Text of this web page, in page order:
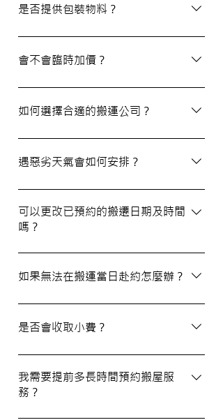
論是一般搬屋服務還是商務搬遷，我們都能
是否提供包裝物料？
是的，我們會為客戶提供包裝物料。如有需
要，請隨時與我們的客戶服務員查詢。
會不會臨時加價？
我們的報價透明，會根據您提供的物品清單
提供合理預算，絕無隱藏費用。除非搬運當
約定的費用。
如何選擇合適的搬運公司？
選擇一間合適的搬運公司非常重要，建議您
選擇經驗豐富、提供專業服務且預算合理的
擇！
遇惡劣天氣會如何安排？
如搬屋當日遇上惡劣天氣，我們會提前與您
聯絡並安排改期。具體安排如下： 黑色暴
雨或八號熱帶氣旋警告於早上十時前發出：
我們會即時更新安排。 工作時間內解除警
可以更改已預約的搬遷日期及時間
嗎？
如果需要更改或取消已預約的搬運服務，請
在預定搬運日期前至少兩個工作日的下午三
50%作為行政費。
如果無法在搬運當日赴約怎麼辦？
若您無法在搬運當日赴約，請至少提前兩個
工作日的下午三時通知我們，否則我們將有
是否會收取小費？
我們不會向客戶索取小費，但客戶可自願性
地為搬運團隊作獎賞，以表達對我們服務的
滿意。
我需要提前多長時間預約搬屋服
務？